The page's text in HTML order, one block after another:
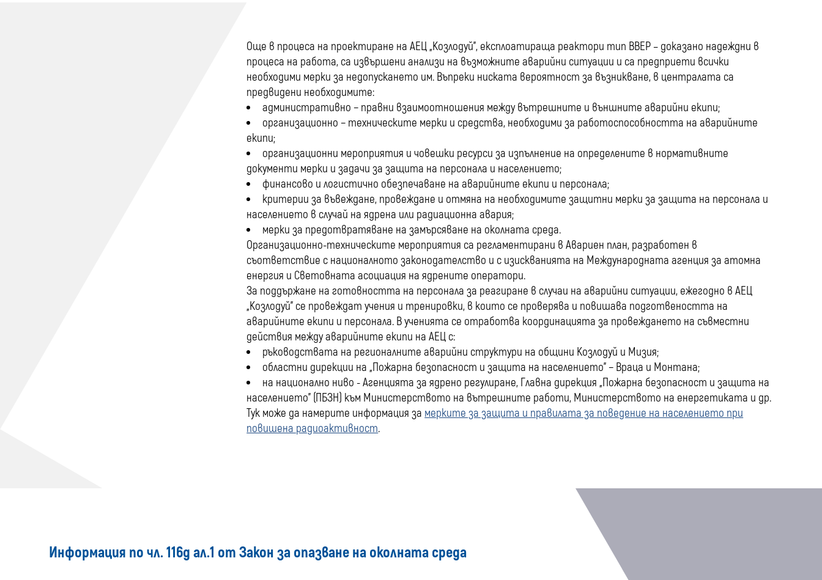
Още в процеса на проектиране на АЕЦ „Козлодуй”, експлоатираща реактори тип ВВЕР – доказано надеждни в
процеса на работа, са извършени анализи на възможните аварийни ситуации и са предприети всички
необходими мерки за недопускането им. Въпреки ниската вероятност за възникване, в централата са
предвидени необходимите:
административно − правни взаимоотношения между вътрешните и външните аварийни екипи;
организационно − техническите мерки и средства, необходими за работоспособността на аварийните
екипи;
организационни мероприятия и човешки ресурси за изпълнение на определените в нормативните
документи мерки и задачи за защита на персонала и населението;
финансово и логистично обезпечаване на аварийните екипи и персонала;
критерии за въвеждане, провеждане и отмяна на необходимите защитни мерки за защита на персонала и
населението в случай на ядрена или радиационна авария;
мерки за предотвратяване на замърсяване на околната среда.
Организационно-техническите мероприятия са регламентирани в Авариен план, разработен в
съответствие с националното законодателство и с изискванията на Международната агенция за атомна
енергия и Световната асоциация на ядрените оператори.
За поддържане на готовността на персонала за реагиране в случаи на аварийни ситуации, ежегодно в АЕЦ
„Козлодуй” се провеждат учения и тренировки, в които се проверява и повишава подготвеността на
аварийните екипи и персонала. В ученията се отработва координацията за провеждането на съвместни
действия между аварийните екипи на АЕЦ с:
ръководствата на регионалните аварийни структури на общини Козлодуй и Мизия;
областни дирекции на „Пожарна безопасност и защита на населението” − Враца и Монтана;
на национално ниво - Агенцията за ядрено регулиране, Главна дирекция „Пожарна безопасност и защита на
населението” (ПБЗН) към Министерството на вътрешните работи, Министерството на енергетиката и др.
Тук може да намерите информация за мерките за защита и правилата за поведение на населението при
повишена радиоактивност.
Информация по чл. 116д ал.1 от Закон за опазване на околната среда